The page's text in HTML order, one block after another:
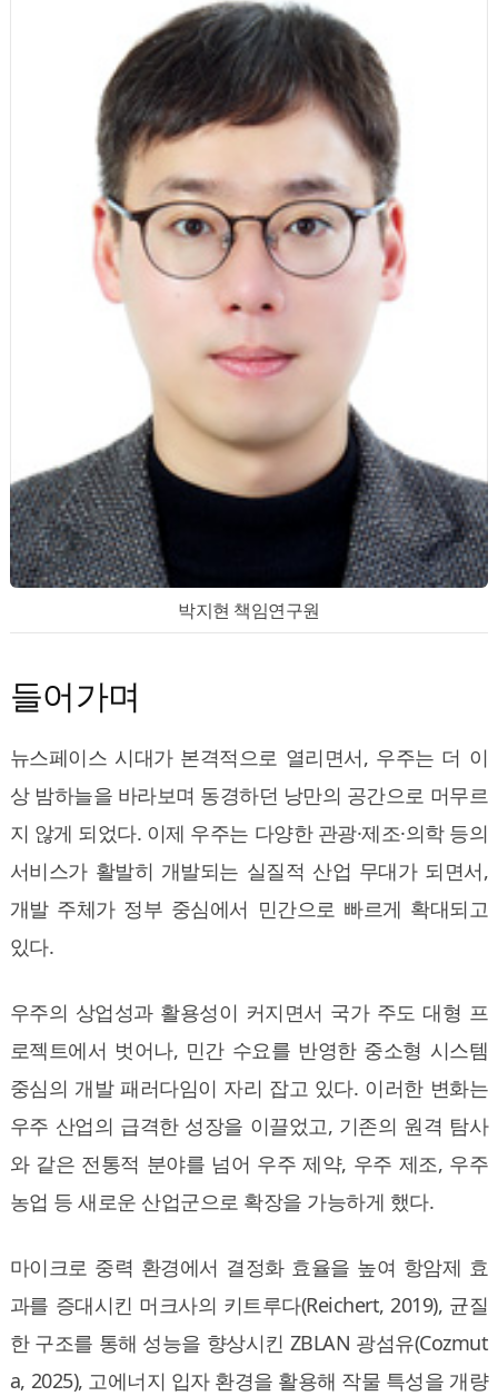
박지현 책임연구원
들어가며
뉴스페이스 시대가 본격적으로 열리면서, 우주는 더 이
상 밤하늘을 바라보며 동경하던 낭만의 공간으로 머무르
지 않게 되었다. 이제 우주는 다양한 관광·제조·의학 등의
서비스가 활발히 개발되는 실질적 산업 무대가 되면서,
개발 주체가 정부 중심에서 민간으로 빠르게 확대되고
있다.
우주의 상업성과 활용성이 커지면서 국가 주도 대형 프
로젝트에서 벗어나, 민간 수요를 반영한 중소형 시스템
중심의 개발 패러다임이 자리 잡고 있다. 이러한 변화는
우주 산업의 급격한 성장을 이끌었고, 기존의 원격 탐사
와 같은 전통적 분야를 넘어 우주 제약, 우주 제조, 우주
농업 등 새로운 산업군으로 확장을 가능하게 했다.
마이크로 중력 환경에서 결정화 효율을 높여 항암제 효
과를 증대시킨 머크사의 키트루다(Reichert, 2019), 균질
한 구조를 통해 성능을 향상시킨 ZBLAN 광섬유(Cozmut
a, 2025), 고에너지 입자 환경을 활용해 작물 특성을 개량